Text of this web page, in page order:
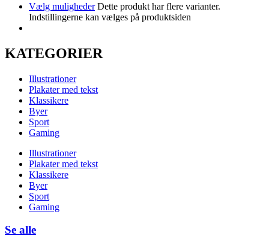
Vælg muligheder Dette produkt har flere varianter.
Indstillingerne kan vælges på produktsiden
KATEGORIER
Illustrationer
Plakater med tekst
Klassikere
Byer
Sport
Gaming
Illustrationer
Plakater med tekst
Klassikere
Byer
Sport
Gaming
Se alle